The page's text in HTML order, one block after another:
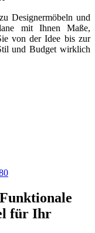
zu Designermöbeln und
mit Ihnen Maße,
von der Idee bis zur
und Budget wirklich
für Ihr